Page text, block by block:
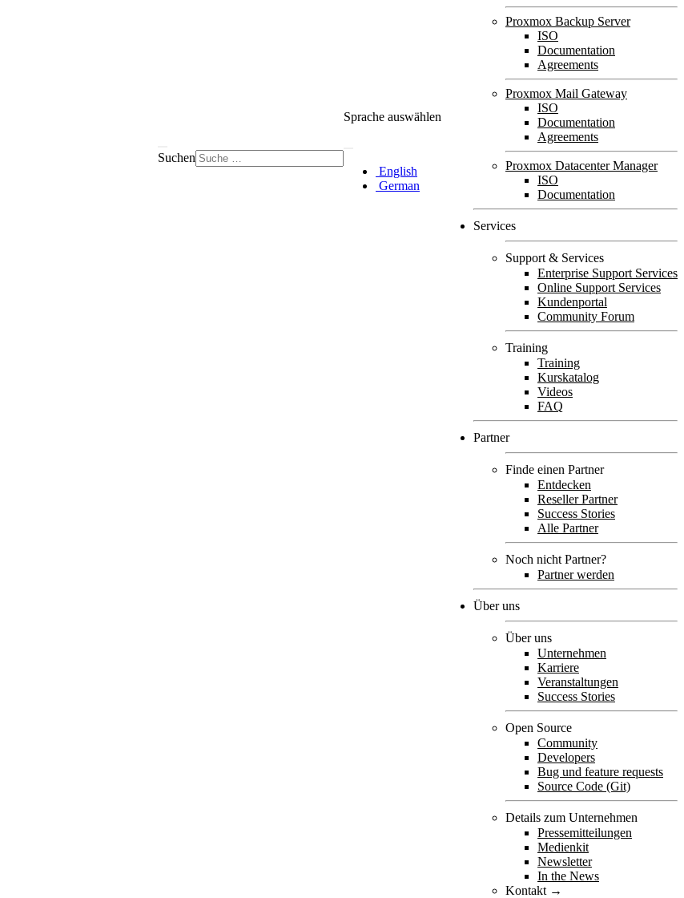
Suchen
Sprache auswählen
English
German
Proxmox Backup Server
ISO
Documentation
Agreements
Proxmox Mail Gateway
ISO
Documentation
Agreements
Proxmox Datacenter Manager
ISO
Documentation
Services
Support & Services
Enterprise Support Services
Online Support Services
Kundenportal
Community Forum
Training
Training
Kurskatalog
Videos
FAQ
Partner
Finde einen Partner
Entdecken
Reseller Partner
Success Stories
Alle Partner
Noch nicht Partner?
Partner werden
Über uns
Über uns
Unternehmen
Karriere
Veranstaltungen
Success Stories
Open Source
Community
Developers
Bug und feature requests
Source Code (Git)
Details zum Unternehmen
Pressemitteilungen
Medienkit
Newsletter
In the News
Kontakt →